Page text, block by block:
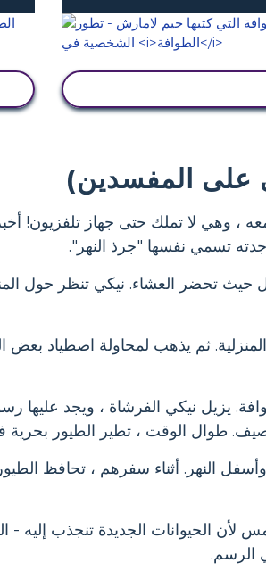
على المفسدين)
، وهي لا تملك حتى جهاز تلفزيون!
تسمي نفسها "جرذ النهر".
حيث تحضر العشاء. نيكي تنظر حول
ثم يذهب لمحاولة اصطياد بعض
يزيل نيكي الفرشاة ، ويجد عليها
طوال الوقت ، تطير الطيور بحرية
النهر. أثناء سفرهم ، تحافظ
الحيوانات الجديدة تنجذب إليه -
الرسم.